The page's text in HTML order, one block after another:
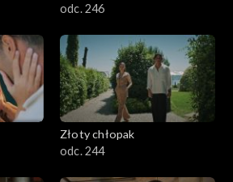
odc. 246
Złoty chłopak
odc. 244